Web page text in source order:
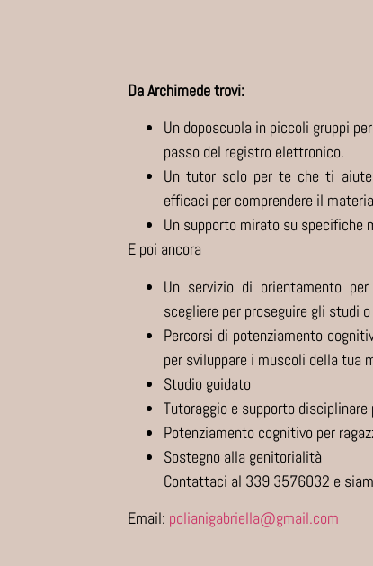
Da Archimede trovi:
Un doposcuola in piccoli gruppi
passo del registro elettronico.
Un tutor solo per te che ti
efficaci per comprendere il
Un supporto mirato su specifiche
E poi ancora
Un servizio di orientamento
scegliere per proseguire gli studi
Percorsi di potenziamento
per sviluppare i muscoli della tua
Studio guidato
Tutoraggio e supporto
Potenziamento cognitivo per
Sostegno alla genitorialità
Contattaci al 339 3576032 e
Email: polianigabriella@gmail.com